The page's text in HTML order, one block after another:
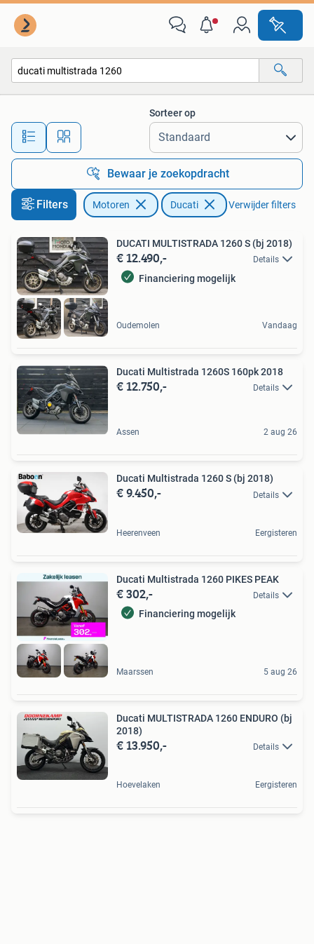
Alle afstanden…
Sorteer op
Bewaar je zoekopdracht
Filters Motoren Ducati Verwijder filters
DUCATI MULTISTRADA 1260 S (bj 2018)
€ 12.490,- Details
Financiering mogelijk
Oudemolen Vandaag
Ducati Multistrada 1260S 160pk 2018
€ 12.750,- Details
Assen 2 aug 26
Ducati Multistrada 1260 S (bj 2018)
€ 9.450,- Details
Heerenveen Eergisteren
Ducati Multistrada 1260 PIKES PEAK
€ 302,- Details
Financiering mogelijk
Maarssen 5 aug 26
Ducati MULTISTRADA 1260 ENDURO (bj
2018)
€ 13.950,- Details
Hoevelaken Eergisteren